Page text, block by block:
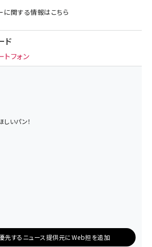
に関する情報はこちら
ド
トフォン
いパン！
先するニュース提供元にWeb担を追加